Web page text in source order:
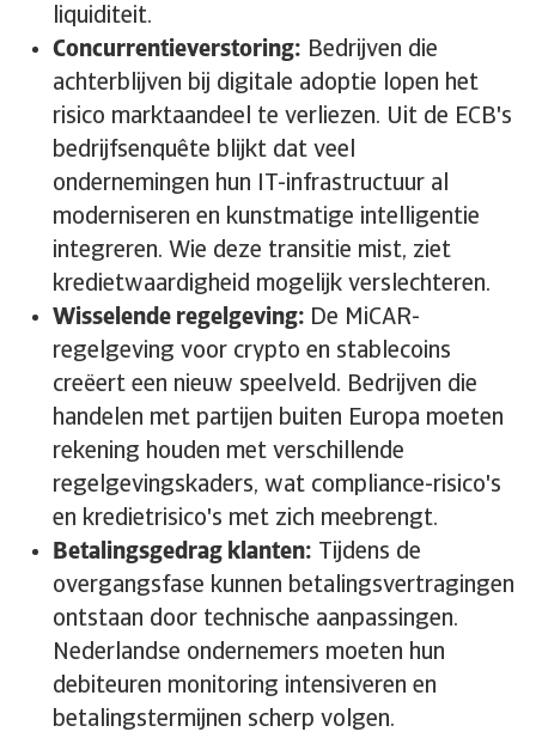
liquiditeit.
Concurrentieverstoring: Bedrijven die
achterblijven bij digitale adoptie lopen het
risico marktaandeel te verliezen. Uit de ECB's
bedrijfsenquête blijkt dat veel
ondernemingen hun IT-infrastructuur al
moderniseren en kunstmatige intelligentie
integreren. Wie deze transitie mist, ziet
kredietwaardigheid mogelijk verslechteren.
Wisselende regelgeving: De MiCAR-
regelgeving voor crypto en stablecoins
creëert een nieuw speelveld. Bedrijven die
handelen met partijen buiten Europa moeten
rekening houden met verschillende
regelgevingskaders, wat compliance-risico's
en kredietrisico's met zich meebrengt.
Betalingsgedrag klanten: Tijdens de
overgangsfase kunnen betalingsvertragingen
ontstaan door technische aanpassingen.
Nederlandse ondernemers moeten hun
debiteuren monitoring intensiveren en
betalingstermijnen scherp volgen.